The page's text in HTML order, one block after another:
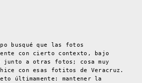
busqué que las fotos
con cierto contexto, bajo
a otras fotos; cosa muy
con esas fotitos de Veracruz.
últimamente: mantener la